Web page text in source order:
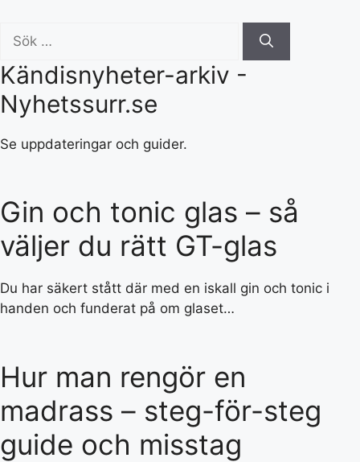
efter:
Kändisnyheter-arkiv -
Nyhetssurr.se
Se uppdateringar och guider.
Gin och tonic glas – så
väljer du rätt GT-glas
Du har säkert stått där med en iskall gin och tonic i
handen och funderat på om glaset…
Hur man rengör en
madrass – steg-för-steg
guide och misstag